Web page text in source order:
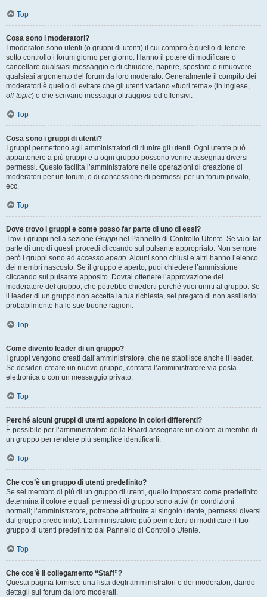
Top
Cosa sono i moderatori?
I moderatori sono utenti (o gruppi di utenti) il cui compito è quello di tenere
sotto controllo i forum giorno per giorno. Hanno il potere di modificare o
cancellare qualsiasi messaggio e di chiudere, riaprire, spostare o rimuovere
qualsiasi argomento del forum da loro moderato. Generalmente il compito dei
moderatori è quello di evitare che gli utenti vadano «fuori tema» (in inglese,
off-topic) o che scrivano messaggi oltraggiosi ed offensivi.
Top
Cosa sono i gruppi di utenti?
I gruppi permettono agli amministratori di riunire gli utenti. Ogni utente può
appartenere a più gruppi e a ogni gruppo possono venire assegnati diversi
permessi. Questo facilita l’amministratore nelle operazioni di creazione di
moderatori per un forum, o di concessione di permessi per un forum privato,
ecc.
Top
Dove trovo i gruppi e come posso far parte di uno di essi?
Trovi i gruppi nella sezione Gruppi nel Pannello di Controllo Utente. Se vuoi far
parte di uno di questi procedi cliccando sul pulsante appropriato. Non sempre
però i gruppi sono ad accesso aperto. Alcuni sono chiusi e altri hanno l’elenco
dei membri nascosto. Se il gruppo è aperto, puoi chiedere l’ammissione
cliccando sul pulsante apposito. Dovrai ottenere l’approvazione del
moderatore del gruppo, che potrebbe chiederti perché vuoi unirti al gruppo. Se
il leader di un gruppo non accetta la tua richiesta, sei pregato di non assillarlo:
probabilmente ha le sue buone ragioni.
Top
Come divento leader di un gruppo?
I gruppi vengono creati dall’amministratore, che ne stabilisce anche il leader.
Se desideri creare un nuovo gruppo, contatta l’amministratore via posta
elettronica o con un messaggio privato.
Top
Perché alcuni gruppi di utenti appaiono in colori differenti?
È possibile per l’amministratore della Board assegnare un colore ai membri di
un gruppo per rendere più semplice identificarli.
Top
Che cos’è un gruppo di utenti predefinito?
Se sei membro di più di un gruppo di utenti, quello impostato come predefinito
determina il colore e quali permessi di gruppo sono attivi (in condizioni
normali; l’amministratore, potrebbe attribuire al singolo utente, permessi diversi
dal gruppo predefinito). L’amministratore può permetterti di modificare il tuo
gruppo di utenti predefinito dal Pannello di Controllo Utente.
Top
Che cos’è il collegamento “Staff”?
Questa pagina fornisce una lista degli amministratori e dei moderatori, dando
dettagli sui forum da loro moderati.